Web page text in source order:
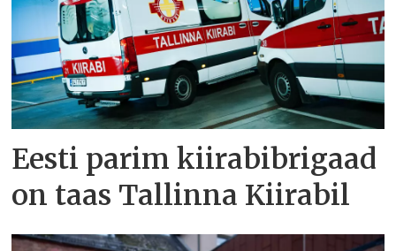
Eesti parim kiirabibrigaad
on taas Tallinna Kiirabil